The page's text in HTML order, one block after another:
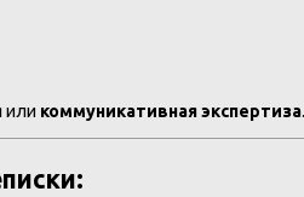
или коммуникативная экспертиза.